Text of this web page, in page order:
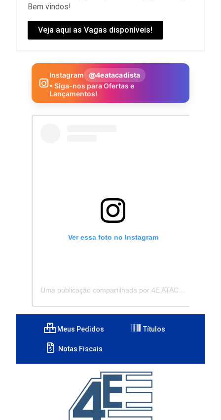
Bem vindos!
Veja aqui as Vagas disponíveis!
Instagram
@4eatacadista
• Siga-nos para Ofertas e
Lançamentos!
Ver essa foto no Instagram
Meus Pedidos Títulos
Notas Fiscais